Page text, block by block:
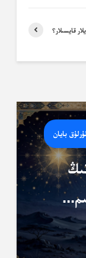
قايسىلار؟
بايان